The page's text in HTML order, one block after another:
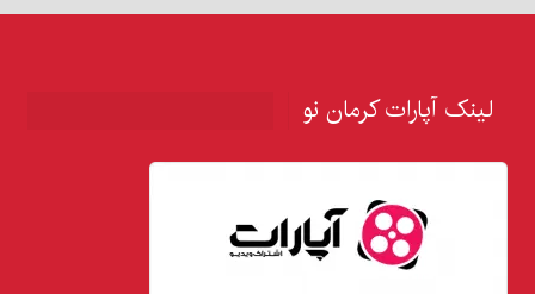
لینک آپارات کرمان نو